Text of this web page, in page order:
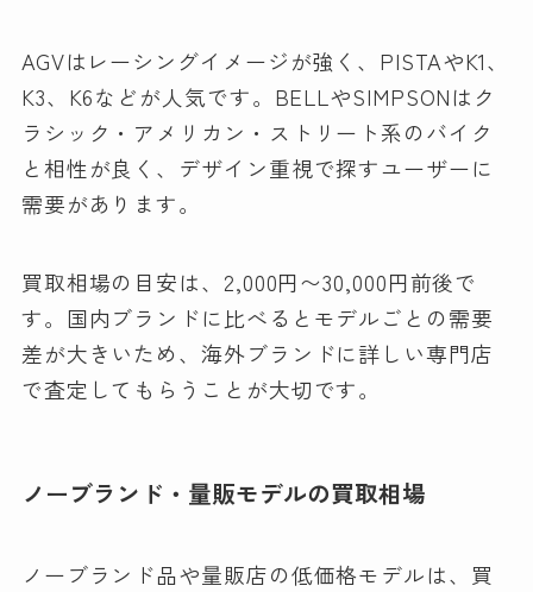
AGVはレーシングイメージが強く、PISTAやK1、
K3、K6などが人気です。BELLやSIMPSONはク
ラシック・アメリカン・ストリート系のバイク
と相性が良く、デザイン重視で探すユーザーに
需要があります。
買取相場の目安は、2,000円〜30,000円前後で
す。国内ブランドに比べるとモデルごとの需要
差が大きいため、海外ブランドに詳しい専門店
で査定してもらうことが大切です。
ノーブランド・量販モデルの買取相場
ノーブランド品や量販店の低価格モデルは、買